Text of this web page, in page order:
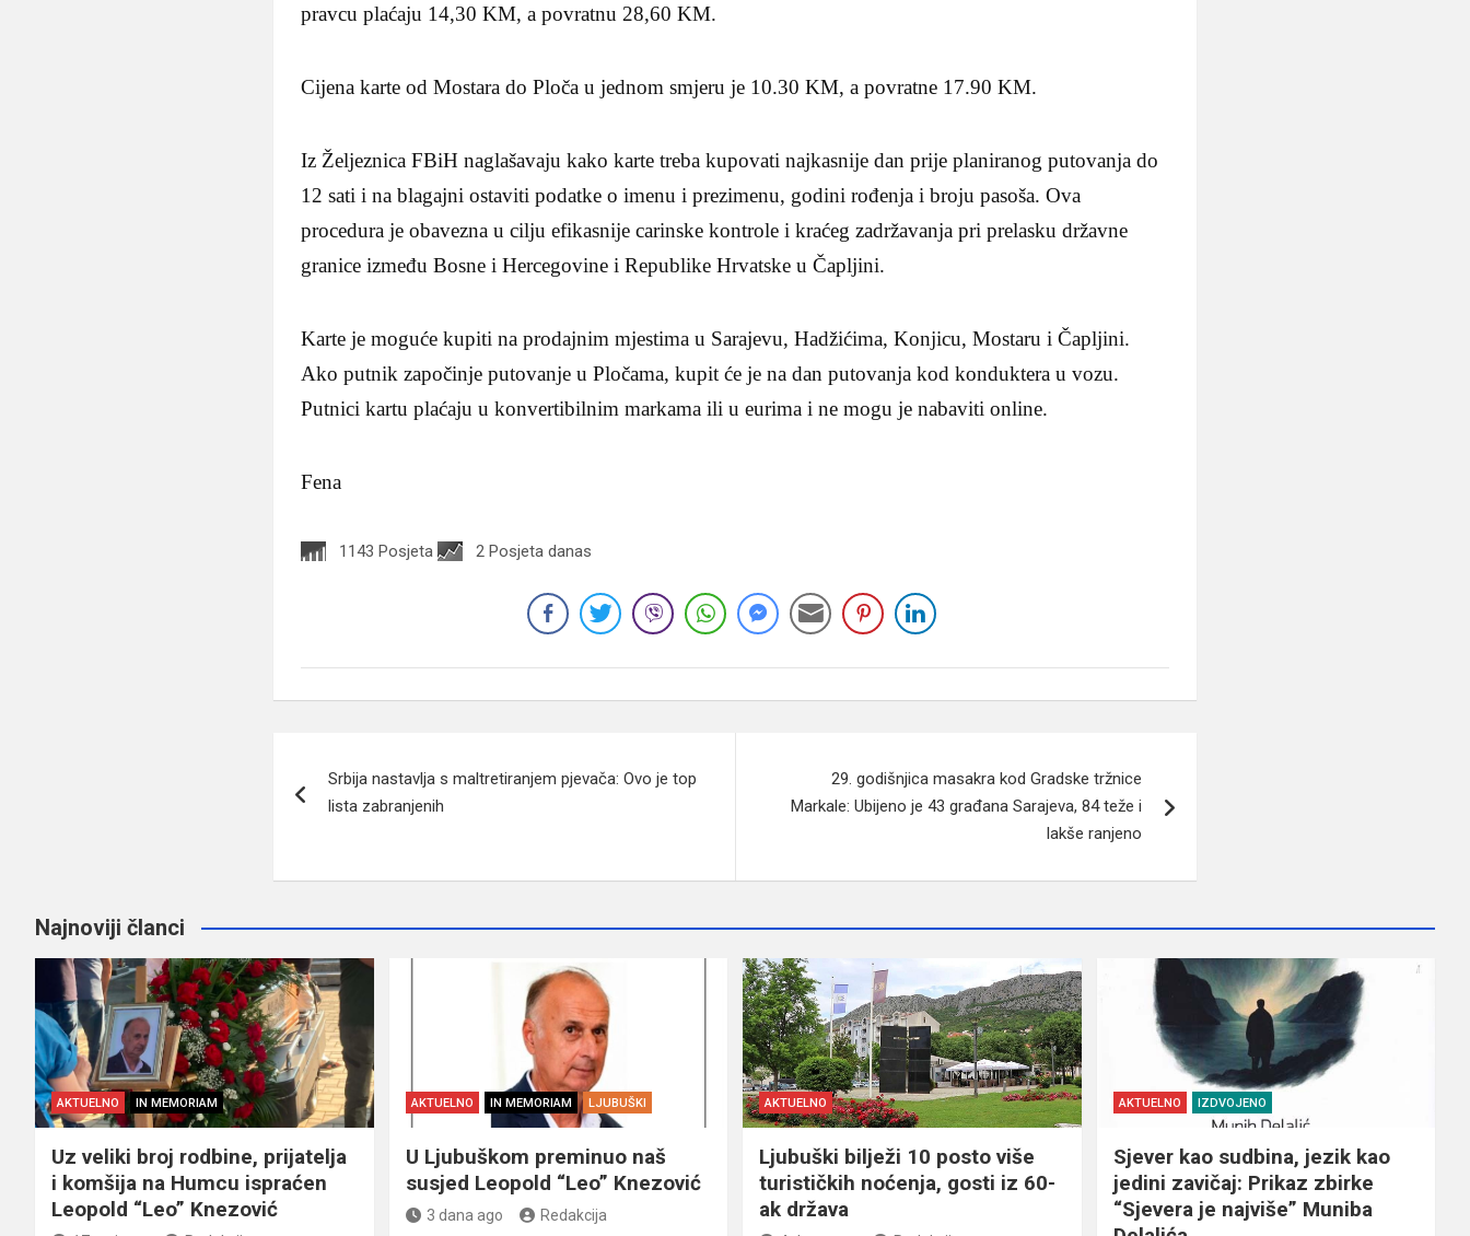
pravcu plaćaju 14,30 KM, a povratnu 28,60 KM.
Cijena karte od Mostara do Ploča u jednom smjeru je 10.30 KM, a povratne 17.90 KM.
Iz Željeznica FBiH naglašavaju kako karte treba kupovati najkasnije dan prije planiranog putovanja do
12 sati i na blagajni ostaviti podatke o imenu i prezimenu, godini rođenja i broju pasoša. Ova
procedura je obavezna u cilju efikasnije carinske kontrole i kraćeg zadržavanja pri prelasku državne
granice između Bosne i Hercegovine i Republike Hrvatske u Čapljini.
Karte je moguće kupiti na prodajnim mjestima u Sarajevu, Hadžićima, Konjicu, Mostaru i Čapljini.
Ako putnik započinje putovanje u Pločama, kupit će je na dan putovanja kod konduktera u vozu.
Putnici kartu plaćaju u konvertibilnim markama ili u eurima i ne mogu je nabaviti online.
Fena
1143 Posjeta 2 Posjeta danas
članaka
Srbija nastavlja s maltretiranjem pjevača: Ovo je top
lista zabranjenih
29. godišnjica masakra kod Gradske tržnice
Markale: Ubijeno je 43 građana Sarajeva, 84 teže i
lakše ranjeno
Najnoviji članci
AKTUELNO IN MEMORIAM
Uz veliki broj rodbine, prijatelja
i komšija na Humcu ispraćen
Leopold “Leo” Knezović
AKTUELNO IN MEMORIAM LJUBUŠKI
U Ljubuškom preminuo naš
susjed Leopold “Leo” Knezović
3 dana ago Redakcija
AKTUELNO
Ljubuški bilježi 10 posto više
turističkih noćenja, gosti iz 60-
ak država
AKTUELNO IZDVOJENO
Sjever kao sudbina, jezik kao
jedini zavičaj: Prikaz zbirke
“Sjevera je najviše” Muniba